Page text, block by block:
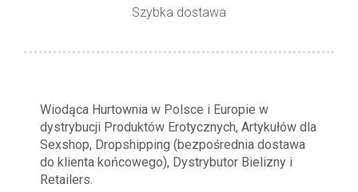
Szybka dostawa
Wiodąca Hurtownia w Polsce i Europie w
dystrybucji Produktów Erotycznych, Artykułów dla
Sexshop, Dropshipping (bezpośrednia dostawa
do klienta końcowego), Dystrybutor Bielizny i
Retailers.